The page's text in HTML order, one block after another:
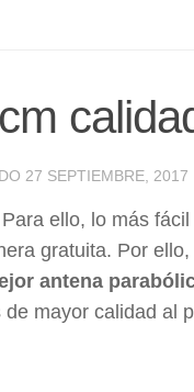
27 SEPTIEMBRE, 2017
ello, lo más fácil
gratuita. Por
antena
mayor calidad al